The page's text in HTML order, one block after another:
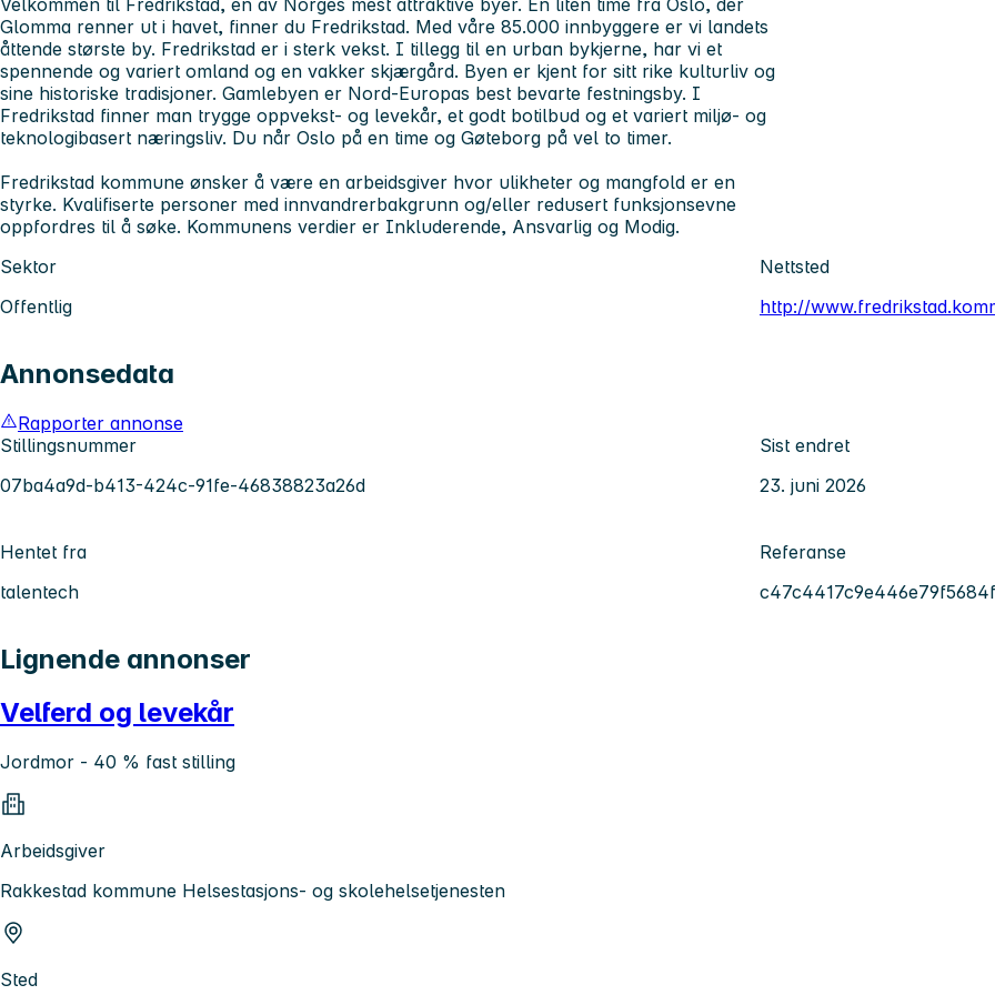
Glomma renner ut i havet, finner du Fredrikstad. Med våre 85.000 innbyggere er vi landets
åttende største by. Fredrikstad er i sterk vekst. I tillegg til en urban bykjerne, har vi et
spennende og variert omland og en vakker skjærgård. Byen er kjent for sitt rike kulturliv og
sine historiske tradisjoner. Gamlebyen er Nord-Europas best bevarte festningsby. I
Fredrikstad finner man trygge oppvekst- og levekår, et godt botilbud og et variert miljø- og
teknologibasert næringsliv. Du når Oslo på en time og Gøteborg på vel to timer.
Fredrikstad kommune ønsker å være en arbeidsgiver hvor ulikheter og mangfold er en
styrke. Kvalifiserte personer med innvandrerbakgrunn og/eller redusert funksjonsevne
oppfordres til å søke. Kommunens verdier er Inkluderende, Ansvarlig og Modig.
Sektor
Offentlig
Nettsted
http://
Annonsedata
Rapporter annonse
Stillingsnummer
07ba4a9d-b413-424c-91fe-46838823a26d
Sist endret
23. juni 2026
Hentet fra
talentech
Referanse
Lignende annonser
Velferd og levekår
Jordmor - 40 % fast stilling
Arbeidsgiver
Rakkestad kommune Helsestasjons- og skolehelsetjenesten
Sted